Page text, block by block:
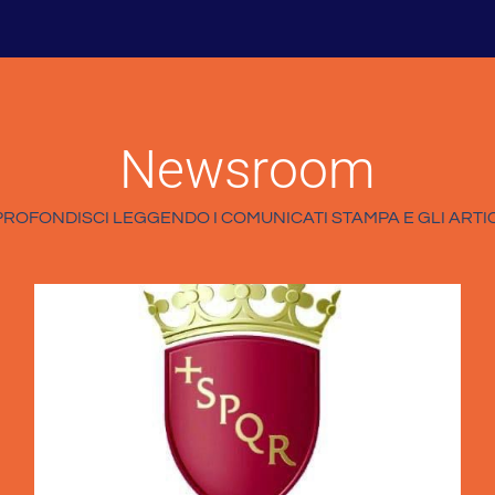
Newsroom
LEGGENDO I COMUNICATI STAMPA E GLI